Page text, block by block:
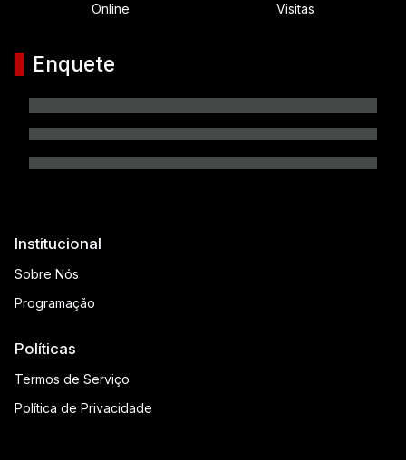
Online Visitas
Enquete
Institucional
Sobre Nós
Programação
Políticas
Termos de Serviço
Política de Privacidade